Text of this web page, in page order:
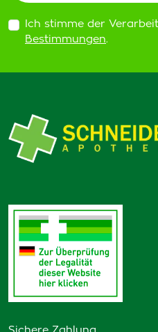
Ich stimme der
Bestimmungen.